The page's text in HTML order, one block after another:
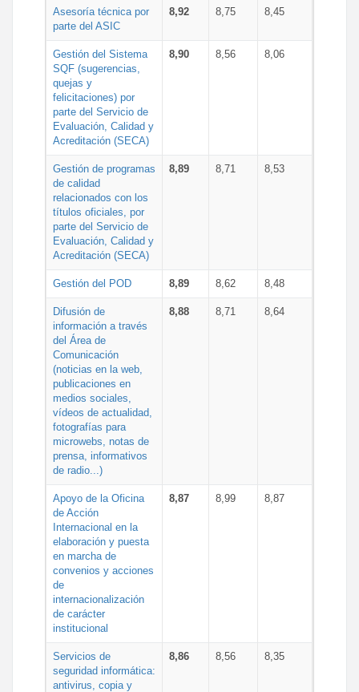
Asesoría técnica por
parte del ASIC
8,92 8,75 8,45
Gestión del Sistema
SQF (sugerencias,
quejas y
felicitaciones) por
parte del Servicio de
Evaluación, Calidad y
Acreditación (SECA)
8,90 8,56 8,06
Gestión de programas
de calidad
relacionados con los
títulos oficiales, por
parte del Servicio de
Evaluación, Calidad y
Acreditación (SECA)
8,89 8,71 8,53
Gestión del POD 8,89 8,62 8,48
Difusión de
información a través
del Área de
Comunicación
(noticias en la web,
publicaciones en
medios sociales,
vídeos de actualidad,
fotografías para
microwebs, notas de
prensa, informativos
de radio...)
8,88 8,71 8,64
Apoyo de la Oficina
de Acción
Internacional en la
elaboración y puesta
en marcha de
convenios y acciones
de
internacionalización
de carácter
institucional
8,87 8,99 8,87
Servicios de
seguridad informática:
antivirus, copia y
8,86 8,56 8,35